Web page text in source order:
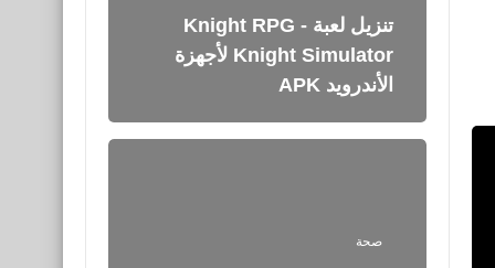
تنزيل لعبة Knight RPG -
Knight Simulator لأجهزة
الأندرويد APK
صحة